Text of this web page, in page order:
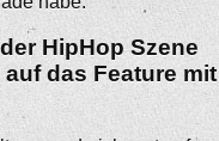
HipHop Szene
das Feature mit